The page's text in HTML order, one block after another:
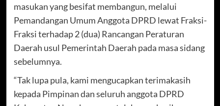
masukan yang besifat membangun, melalui
Pemandangan Umum Anggota DPRD lewat Fraksi-
Fraksi terhadap 2 (dua) Rancangan Peraturan
Daerah usul Pemerintah Daerah pada masa sidang
sebelumnya.
“Tak lupa pula, kami mengucapkan terimakasih
kepada Pimpinan dan seluruh anggota DPRD